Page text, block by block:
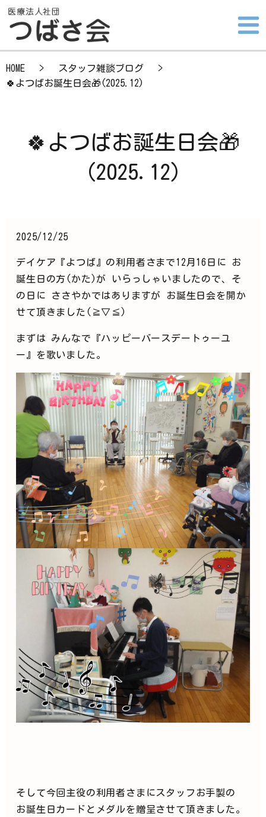
HOME
スタッフ雑談ブログ
🍀よつばお誕生日会🎁(2025.12)
🍀よつばお誕生日会🎁
(2025.12)
2025/12/25
デイケア『よつば』の利用者さまで12月16日に お
誕生日の方(かた)が いらっしゃいましたので、そ
の日に ささやかではありますが お誕生日会を開か
せて頂きました(≧▽≦)
まずは みんなで『ハッピーバースデートゥーユ
ー』を歌いました。
そして今回主役の利用者さまにスタッフお手製の
お誕生日カードとメダルを贈呈させて頂きました。